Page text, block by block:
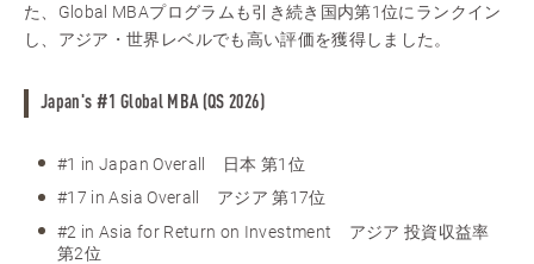
た、Global MBAプログラムも引き続き国内第1位にランクイン
し、アジア・世界レベルでも高い評価を獲得しました。
Japan's #1 Global MBA (QS 2026)
#1 in Japan Overall 日本 第1位
#17 in Asia Overall アジア 第17位
#2 in Asia for Return on Investment アジア 投資収益率
第2位